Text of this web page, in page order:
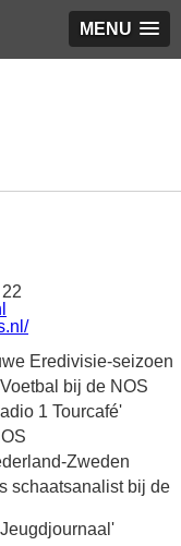
MENU
Eredivisie-seizoen
bij de NOS
1 Tourcafé'
Zweden
schaatsanalist bij de